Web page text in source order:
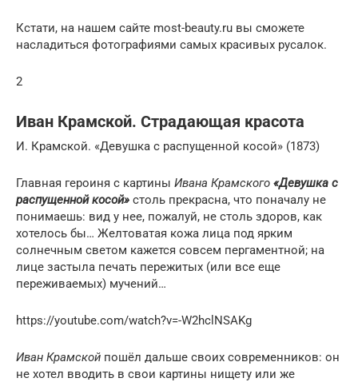
Кстати, на нашем сайте most-beauty.ru вы сможете
насладиться фотографиями самых красивых русалок.
2
Иван Крамской. Страдающая красота
И. Крамской. «Девушка с распущенной косой» (1873)
Главная героиня с картины Ивана Крамского «Девушка с
распущенной косой» столь прекрасна, что поначалу не
понимаешь: вид у нее, пожалуй, не столь здоров, как
хотелось бы… Желтоватая кожа лица под ярким
солнечным светом кажется совсем пергаментной; на
лице застыла печать пережитых (или все еще
переживаемых) мучений…
https://youtube.com/watch?v=-W2hclNSAKg
Иван Крамской пошёл дальше своих современников: он
не хотел вводить в свои картины нищету или же